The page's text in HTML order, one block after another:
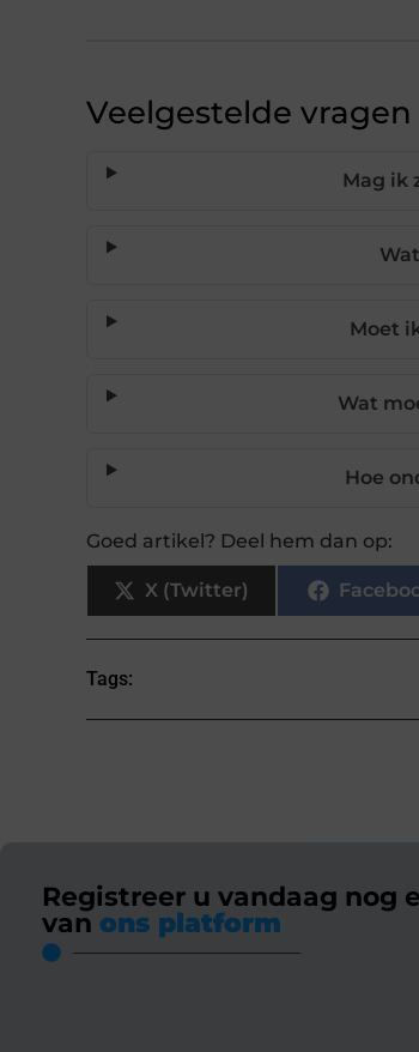
Veelgestelde vragen
Mag ik
Moet
Wat
Hoe
Goed artikel? Deel hem dan op:
X (Twitter)
Tags:
Registreer u vandaag nog
van ons platform